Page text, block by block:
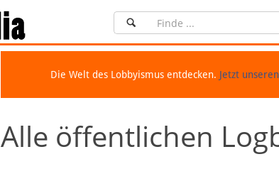
Die Welt des Lobbyismus entdecken. Jetzt
Alle öffentlichen